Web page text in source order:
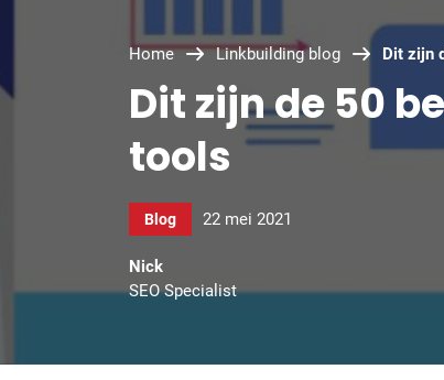
Home Linkbuilding blog Dit zijn
Dit zijn de 50
tools
Blog 22 mei 2021
Nick
SEO Specialist